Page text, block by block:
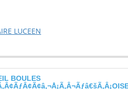
LUCEEN
BOULES